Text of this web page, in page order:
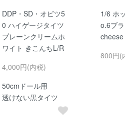
DDP・SD・オビツ5
0 ハイゲージタイツ
プレーンクリームホ
ワイト きこんちL/R
4,000円(内税)
50cmドール用
透けない黒タイツ
1/6 ホ
o.6ブ
800円(